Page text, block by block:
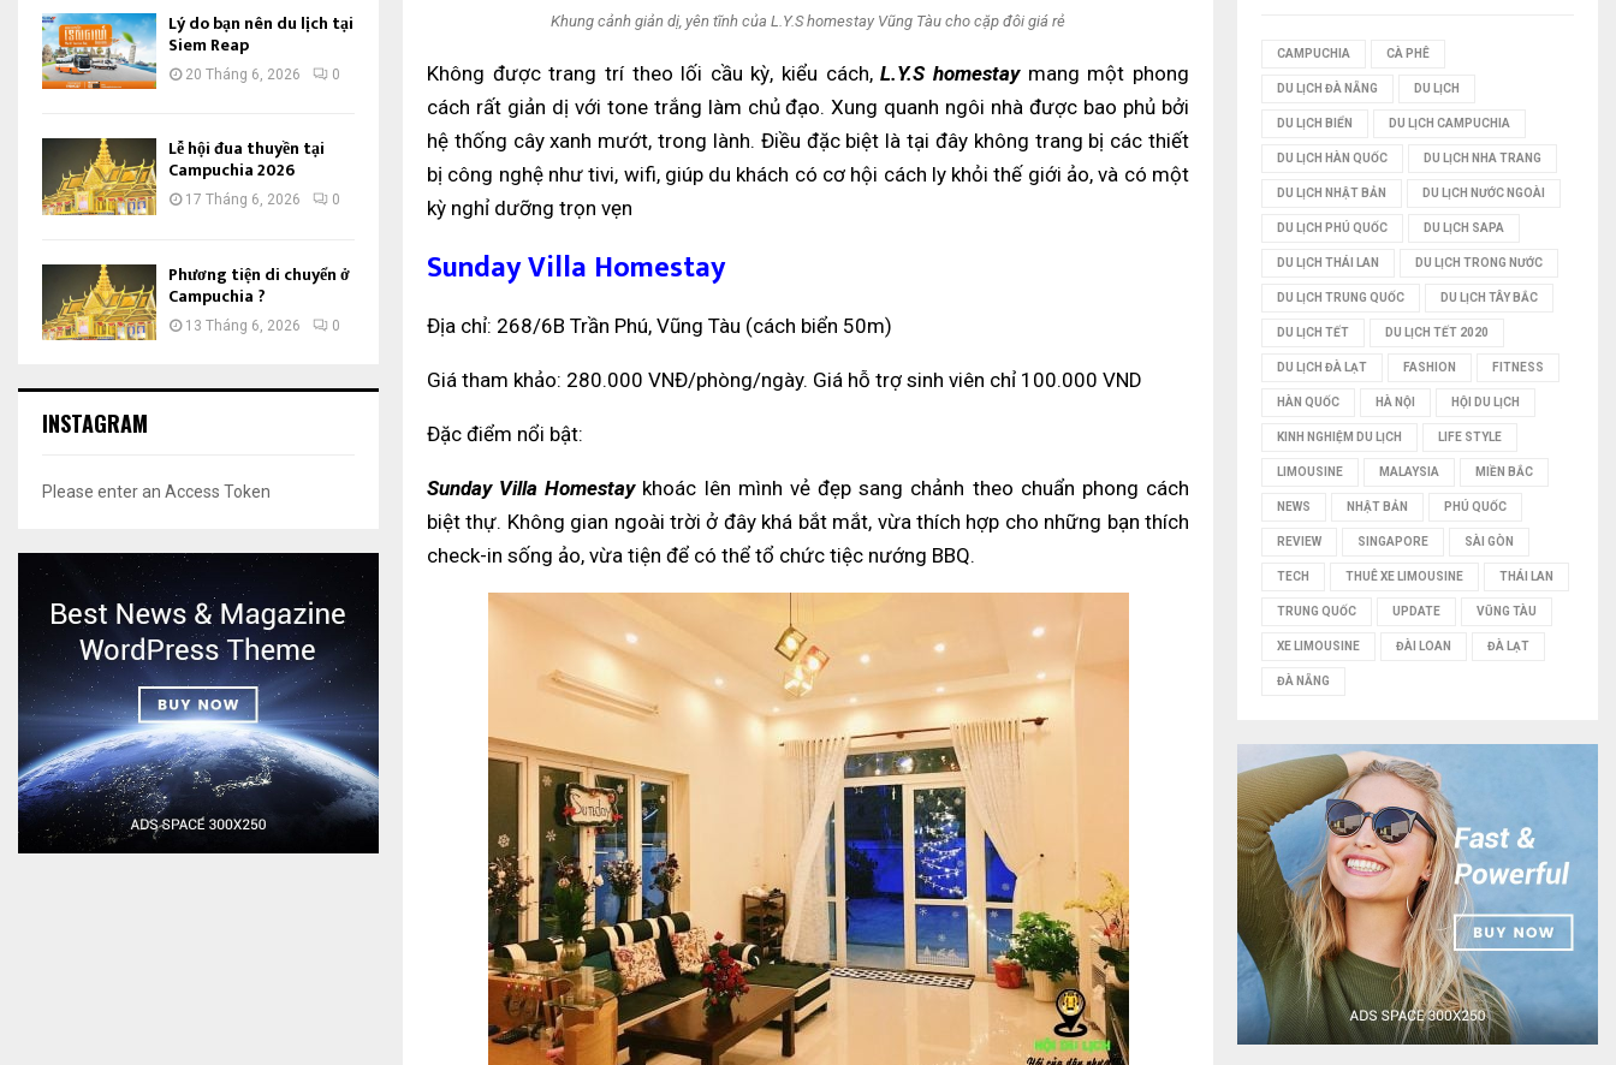
Khung cảnh giản dị, yên tĩnh của L.Y.S homestay Vũng Tàu cho cặp đôi giá rẻ
Không được trang trí theo lối cầu kỳ, kiểu cách,L.Y.S homestay mang một phong
cách rất giản dị với tone trắng làm chủ đạo. Xung quanh ngôi nhà được bao phủ bởi
hệ thống cây xanh mướt, trong lành. Điều đặc biệt là tại đây không trang bị các thiết
bị công nghệ như tivi, wifi, giúp du khách có cơ hội cách ly khỏi thế giới ảo, và có một
kỳ nghỉ dưỡng trọn vẹn
Sunday Villa Homestay
Địa chỉ: 268/6B Trần Phú, Vũng Tàu (cách biển 50m)
Giá tham khảo: 280.000 VNĐ/phòng/ngày. Giá hỗ trợ sinh viên chỉ 100.000 VND
Đặc điểm nổi bật:
Sunday Villa Homestaykhoác lên mình vẻ đẹp sang chảnh theo chuẩn phong cách
biệt thự. Không gian ngoài trời ở đây khá bắt mắt, vừa thích hợp cho những bạn thích
check-in sống ảo, vừa tiện để có thể tổ chức tiệc nướng BBQ.
Lý do bạn nên du lịch tại
Siem Reap
20 Tháng 6, 2026 0
Lễ hội đua thuyền tại
Campuchia 2026
17 Tháng 6, 2026 0
Phương tiện di chuyển ở
Campuchia ?
13 Tháng 6, 2026 0
INSTAGRAM
Please enter an Access Token
CAMPUCHIA CÀ PHÊ
DU LỊCH ĐÀ NẴNG DU LỊCH
DU LỊCH BIỂN DU LỊCH CAMPUCHIA
DU LỊCH HÀN QUỐC DU LỊCH NHA TRANG
DU LỊCH NHẬT BẢN DU LỊCH NƯỚC NGOÀI
DU LỊCH PHÚ QUỐC DU LỊCH SAPA
DU LỊCH THÁI LAN DU LỊCH TRONG NƯỚC
DU LỊCH TRUNG QUỐC DU LỊCH TÂY BẮC
DU LỊCH TẾT DU LỊCH TẾT 2020
DU LỊCH ĐÀ LẠT FASHION FITNESS
HÀN QUỐC HÀ NỘI HỘI DU LỊCH
KINH NGHIỆM DU LỊCH LIFE STYLE
LIMOUSINE MALAYSIA MIỀN BẮC
NEWS NHẬT BẢN PHÚ QUỐC
REVIEW SINGAPORE SÀI GÒN
TECH THUÊ XE LIMOUSINE THÁI LAN
TRUNG QUỐC UPDATE VŨNG TÀU
XE LIMOUSINE ĐÀI LOAN ĐÀ LẠT
ĐÀ NẴNG